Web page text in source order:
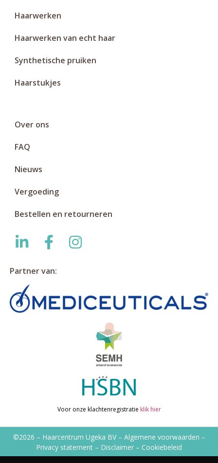
Haarwerken
Haarwerken van echt haar
Synthetische pruiken
Haarstukjes
Over ons
FAQ
Nieuws
Vergoeding
Bestellen en retourneren
Partner van:
Voor onze klachtenregistratie klik hier
©2026 – Haarcentrum Ugeka BV – Algemene voorwaarden –
Privacy statement – Disclaimer – Cookiebeleid